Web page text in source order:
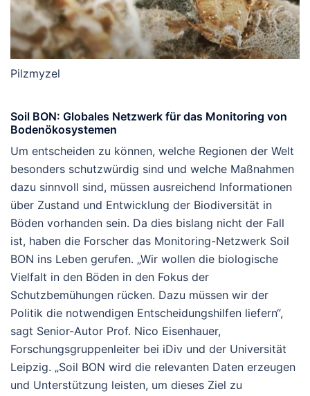
Pilzmyzel
Soil BON: Globales Netzwerk für das Monitoring von
Bodenökosystemen
Um entscheiden zu können, welche Regionen der Welt
besonders schutzwürdig sind und welche Maßnahmen
dazu sinnvoll sind, müssen ausreichend Informationen
über Zustand und Entwicklung der Biodiversität in
Böden vorhanden sein. Da dies bislang nicht der Fall
ist, haben die Forscher das Monitoring-Netzwerk Soil
BON ins Leben gerufen. „Wir wollen die biologische
Vielfalt in den Böden in den Fokus der
Schutzbemühungen rücken. Dazu müssen wir der
Politik die notwendigen Entscheidungshilfen liefern“,
sagt Senior-Autor Prof. Nico Eisenhauer,
Forschungsgruppenleiter bei iDiv und der Universität
Leipzig. „Soil BON wird die relevanten Daten erzeugen
und Unterstützung leisten, um dieses Ziel zu